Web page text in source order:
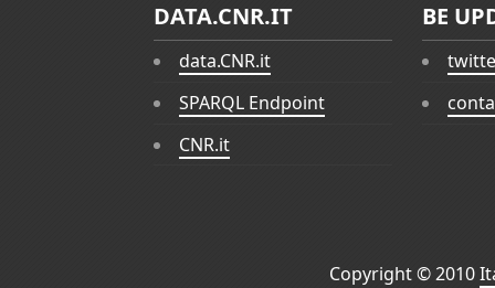
DATA.CNR.IT
data.CNR.it
SPARQL Endpoint
CNR.it
BE
Copyright © 2010